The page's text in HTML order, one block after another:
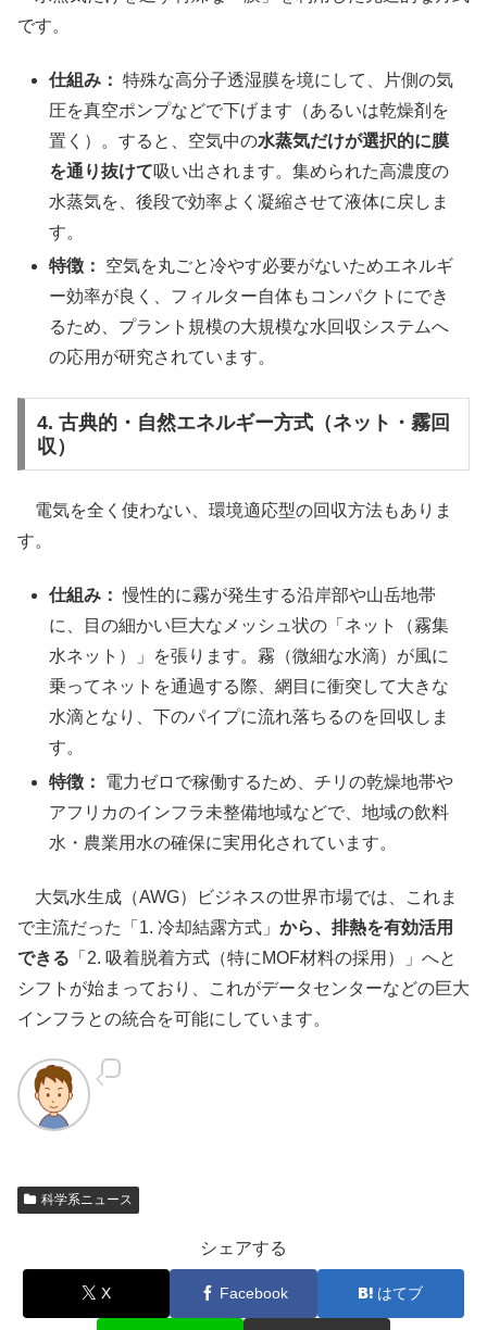
です。
仕組み： 特殊な高分子透湿膜を境にして、片側の気
圧を真空ポンプなどで下げます（あるいは乾燥剤を
置く）。すると、空気中の水蒸気だけが選択的に膜
を通り抜けて吸い出されます。集められた高濃度の
水蒸気を、後段で効率よく凝縮させて液体に戻しま
す。
特徴：
空気を丸ごと冷やす必要がないためエネルギ
ー効率が良く、フィルター自体もコンパクトにでき
るため、プラント規模の大規模な水回収システムへ
の応用が研究されています。
4. 古典的・自然エネルギー方式（ネット・霧回
収）
電気を全く使わない、環境適応型の回収方法もありま
す。
仕組み： 慢性的に霧が発生する沿岸部や山岳地帯
に、目の細かい巨大なメッシュ状の「ネット（霧集
水ネット）」を張ります。霧（微細な水滴）が風に
乗ってネットを通過する際、網目に衝突して大きな
水滴となり、下のパイプに流れ落ちるのを回収しま
す。
特徴：
電力ゼロで稼働するため、チリの乾燥地帯や
アフリカのインフラ未整備地域などで、地域の飲料
水・農業用水の確保に実用化されています。
大気水生成（AWG）ビジネスの世界市場では、これま
で主流だった「1. 冷却結露方式」 から、排熱を有効活用
できる 「2. 吸着脱着方式（特にMOF材料の採用）」へと
シフトが始まっており、これがデータセンターなどの巨大
インフラとの統合を可能にしています。
科学系ニュース
シェアする
X Facebook はてブ